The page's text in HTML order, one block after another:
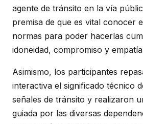
agente de tránsito en la vía
premisa de que es vital conocer
normas para poder hacerlas
idoneidad, compromiso y
Asimismo, los participantes
interactiva el significado técnico
señales de tránsito y realizaron
guiada por las diversas